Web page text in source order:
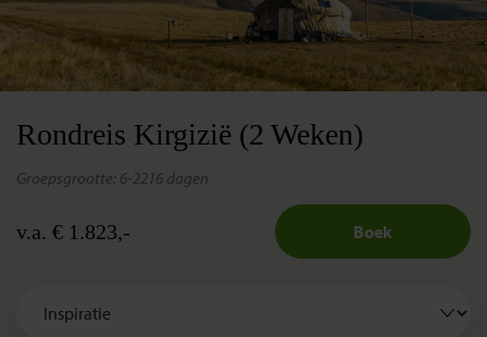
Rondreis Kirgizië (2 Weken)
Boek
v.a. € 1.823,-
groepsgrootte: 6-22 16 dagen